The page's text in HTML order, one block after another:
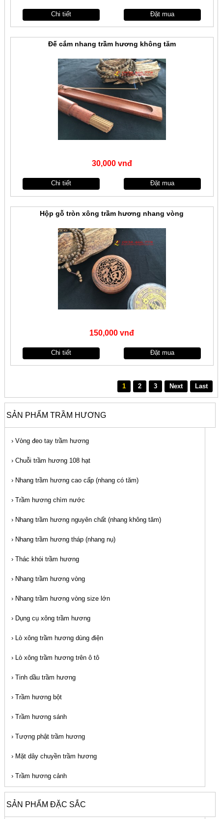
Chi tiết Đặt mua
Đế cắm nhang trầm hương không tăm
30,000 vnđ
Chi tiết Đặt mua
Hộp gỗ tròn xông trầm hương nhang vòng
150,000 vnđ
Chi tiết Đặt mua
1 2 3 Next Last
SẢN PHẨM TRẦM HƯƠNG
› Vòng đeo tay trầm hương
› Chuỗi trầm hương 108 hạt
› Nhang trầm hương cao cấp (nhang có tăm)
› Trầm hương chìm nước
› Nhang trầm hương nguyên chất (nhang không tăm)
› Nhang trầm hương tháp (nhang nụ)
› Thác khói trầm hương
› Nhang trầm hương vòng
› Nhang trầm hương vòng size lớn
› Dụng cụ xông trầm hương
› Lò xông trầm hương dùng điện
› Lò xông trầm hương trên ô tô
› Tinh dầu trầm hương
› Trầm hương bột
› Trầm hương sánh
› Tượng phật trầm hương
› Mặt dây chuyền trầm hương
› Trầm hương cảnh
SẢN PHẨM ĐẶC SẮC